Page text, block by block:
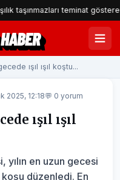
teminat gösterecek
ışıl ışıl koştu...
2025, 12:18💬 0 yorum
ışıl ışıl
en uzun gecesi
koşu düzenledi. En